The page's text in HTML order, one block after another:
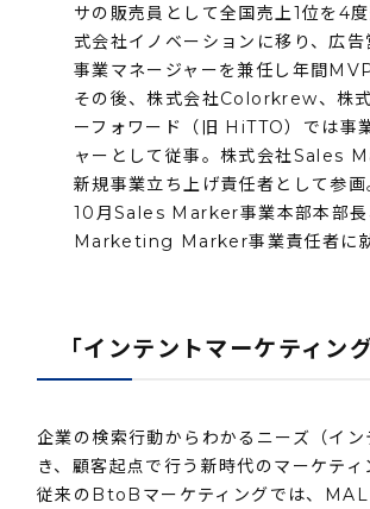
サの販売員として全国売上1位を4
式会社イノベーションに移り、広
事業マネージャーを兼任し年間
その後、株式会社Colorkrew、株
ーフォワード（旧 HiTTO）では事
ャーとして従事。株式会社Sales
新規事業立ち上げ責任者として参
10月Sales Marker事業本部本部長
Marketing Marker事業責任者に就
「インテントマーケティン
企業の検索行動からわかるニーズ（イ
き、顧客起点で行う新時代のマーケティ
従来のBtoBマーケティングでは、